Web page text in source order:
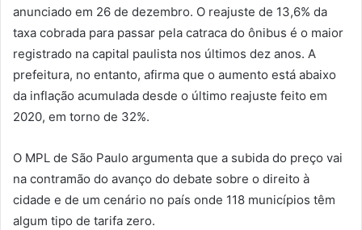
anunciado em 26 de dezembro. O reajuste de 13,6% da
taxa cobrada para passar pela catraca do ônibus é o maior
registrado na capital paulista nos últimos dez anos. A
prefeitura, no entanto, afirma que o aumento está abaixo
da inflação acumulada desde o último reajuste feito em
2020, em torno de 32%.
O MPL de São Paulo argumenta que a subida do preço vai
na contramão do avanço do debate sobre o direito à
cidade e de um cenário no país onde 118 municípios têm
algum tipo de tarifa zero.